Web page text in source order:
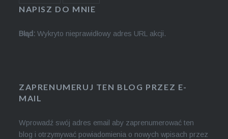
NAPISZ DO MNIE
Błąd: Wykryto nieprawidłowy adres URL akcji.
ZAPRENUMERUJ TEN BLOG PRZEZ E-
MAIL
Wprowadź swój adres email aby zaprenumerować ten
blog i otrzymywać powiadomienia o nowych wpisach przez